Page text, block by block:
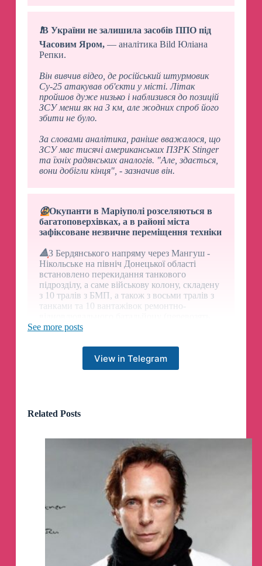
❗️В України не залишила засобів ППО під
Часовим Яром, — аналітика Bild Юліана
Репки.
Він вивчив відео, де російський штурмовик
Су-25 атакував об'єкти у місті. Літак
пройшов дуже низько і наблизився до позицій
ЗСУ менш як на 3 км, але жодних спроб його
збити не було.
За словами аналітика, раніше вважалося, що
ЗСУ має тисячі американських ПЗРК Stinger
та їхніх радянських аналогів. "Але, здається,
вони добігли кінця", - зазначив він.
😡Окупанти в Маріуполі розселяються в
багатоповерхівках, а в районі міста
зафіксоване незвичне переміщення техніки
🔺З Бердянського напряму через Мангуш -
Нікольське на північ Донецької області
встановлено перекидання танкового
підрозділу, а саме військову колону, складену
з 10 тралів з БМП, а також з восьми тралів з
танками та 10 вантажівок ремонтно-
гусениці та мотори для танків).
Щонайменше 10 тентованих КАМАЗів з
БК з Бердянського напряму пройшли через
Кальміуський район міста з новими
багатоповерхівках та паркують свої автівки у
Безпекові заходи на час святкування
Великодня на Донеччині
використовують святкові дні для
провокацій, а скупчення людей
розглядають як потенційні мішені, тому на
Донеччині продовжує діятизаборона на
масові заходи та відвідування кладовищ і
місць поховань, особливо під час
Великодніх свят:
See more posts
View in Telegram
Related Posts